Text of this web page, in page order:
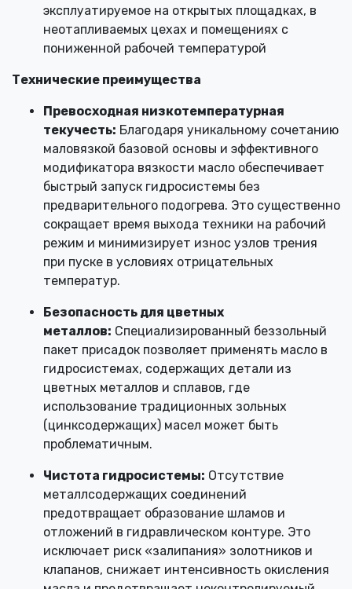
эксплуатируемое на открытых площадках, в
неотапливаемых цехах и помещениях с
пониженной рабочей температурой
Технические преимущества
Превосходная низкотемпературная
текучесть: Благодаря уникальному сочетанию
маловязкой базовой основы и эффективного
модификатора вязкости масло обеспечивает
быстрый запуск гидросистемы без
предварительного подогрева. Это существенно
сокращает время выхода техники на рабочий
режим и минимизирует износ узлов трения
при пуске в условиях отрицательных
температур.
Безопасность для цветных
металлов: Специализированный беззольный
пакет присадок позволяет применять масло в
гидросистемах, содержащих детали из
цветных металлов и сплавов, где
использование традиционных зольных
(цинксодержащих) масел может быть
проблематичным.
Чистота гидросистемы: Отсутствие
металлсодержащих соединений
предотвращает образование шламов и
отложений в гидравлическом контуре. Это
исключает риск «залипания» золотников и
клапанов, снижает интенсивность окисления